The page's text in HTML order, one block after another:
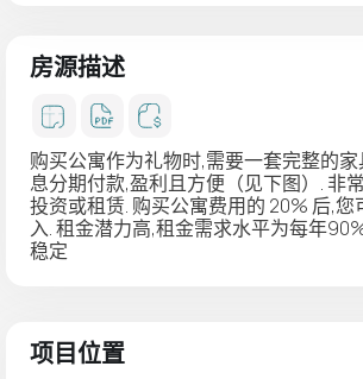
房源描述
购买公寓作为礼物时,需要一套完整的
息分期付款,盈利且方便（见下图）. 非
投资或租赁. 购买公寓费用的 20% 后,
入. 租金潜力高,租金需求水平为每年
稳定
项目位置